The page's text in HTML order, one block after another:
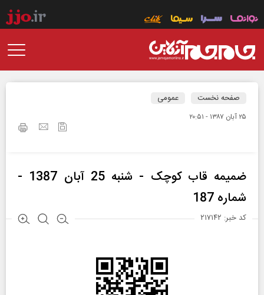
صفحه نخست عمومی
۲۵ آبان ۱۳۸۷ - ۲۰:۵۱
ضمیمه قاب کوچک - شنبه 25 آبان 1387 -
شماره 187
کد خبر: ۲۱۷۱۴۲